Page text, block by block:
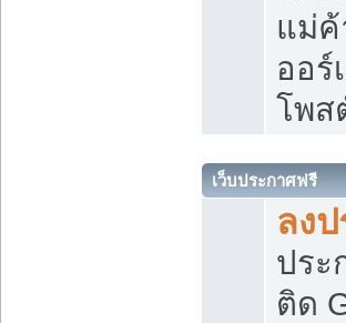
แม่ค้
ออร์
โพส
เว็บประกาศฟรี
ลง
ประ
ติด